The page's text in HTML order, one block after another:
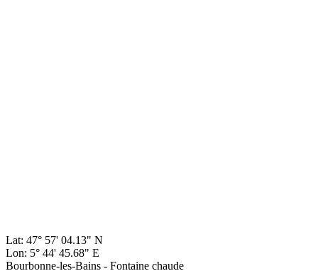
Lat: 47° 57' 04.13" N
Lon: 5° 44' 45.68" E
Bourbonne-les-Bains - Fontaine chaude